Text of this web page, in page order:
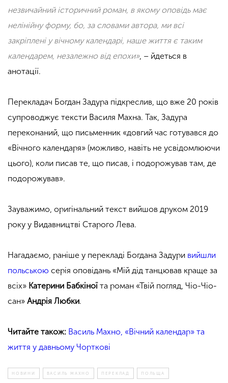
незвичайний історичний роман, в якому оповідь має
нелінійну форму, бо, за словами автора, ми всі
закріплені у вічному календарі, наше життя є таким
календарем, незалежно від епохи», – йдеться в
анотації.
Перекладач Богдан Задура підкреслив, що вже 20 років
супроводжує тексти Василя Махна. Так, Задура
переконаний, що письменник «довгий час готувався до
«Вічного календаря» (можливо, навіть не усвідомлюючи
цього), коли писав те, що писав, і подорожував там, де
подорожував».
Зауважимо, оригінальний текст вийшов друком 2019
року у Видавництві Старого Лева.
Нагадаємо, раніше у перекладі Богдана Задури вийшли
польською серія оповідань «Мій дід танцював краще за
всіх» Катерини Бабкіноїта роман «Твій погляд, Чіо-Чіо-
сан» Андрія Любки.
Читайте також: Василь Махно, «Вічний календар» та
життя у давньому Чорткові
НОВИНИ ВАСИЛЬ МАХНО ПЕРЕКЛАД ПОЛЬЩА